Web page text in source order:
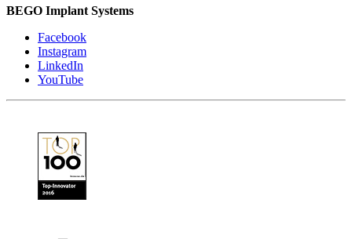
BEGO Implant Systems
Facebook
Instagram
LinkedIn
YouTube